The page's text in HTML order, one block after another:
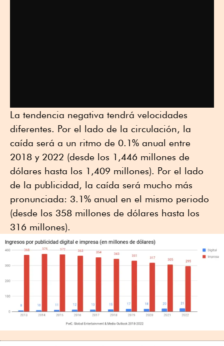
La tendencia negativa tendrá velocidades
diferentes. Por el lado de la circulación, la
caída será a un ritmo de 0.1% anual entre
2018 y 2022 (desde los 1,446 millones de
dólares hasta los 1,409 millones). Por el lado
de la publicidad, la caída será mucho más
pronunciada: 3.1% anual en el mismo periodo
(desde los 358 millones de dólares hasta los
316 millones).